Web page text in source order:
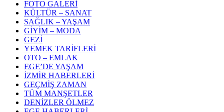
FOTO GALERİ
KÜLTÜR – SANAT
SAĞLIK – YAŞAM
GİYİM – MODA
GEZİ
YEMEK TARİFLERİ
OTO – EMLAK
EGE’DE YAŞAM
İZMİR HABERLERİ
GEÇMİŞ ZAMAN
TÜM MANŞETLER
DENİZLER ÖLMEZ